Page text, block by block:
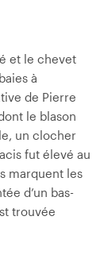
et le chevet
à
de Pierre
le blason
un clocher
fut élevé au
marquent les
d’un bas-
trouvée